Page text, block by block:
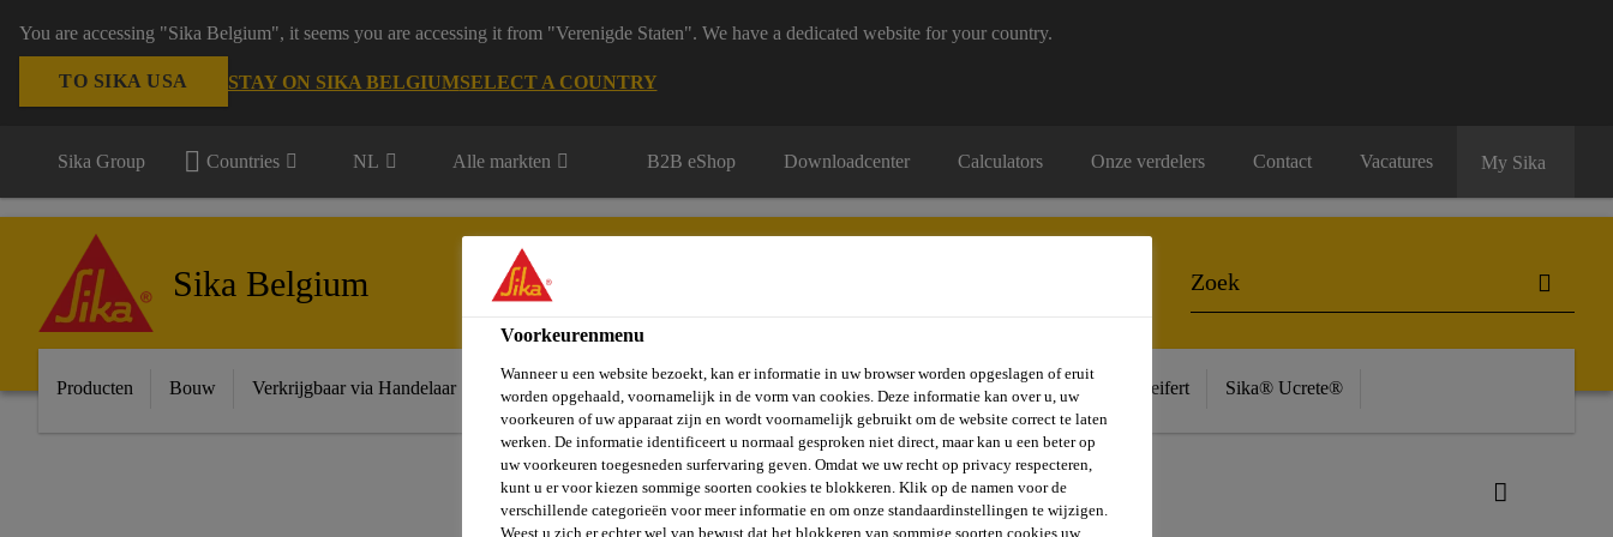
You are accessing "Sika Belgium", it seems you are accessing it from "Verenigde Staten". We have a dedicated website for your country.
TO SIKA USA STAY ON SIKA BELGIUMSELECT A COUNTRY
Sika Group Countries NL Alle markten B2B eShop Downloadcenter Calculators Onze verdelers Contact Vacatures My Sika
Sika Belgium
Producten Bouw Verkrijgbaar via Handelaar Industrie Over Ons Sika at Work Knowledge Center Seifert Sika® Ucrete®
Voorkeurenmenu
Wanneer u een website bezoekt, kan er informatie in uw browser worden opgeslagen of eruit
worden opgehaald, voornamelijk in de vorm van cookies. Deze informatie kan over u, uw
voorkeuren of uw apparaat zijn en wordt voornamelijk gebruikt om de website correct te laten
werken. De informatie identificeert u normaal gesproken niet direct, maar kan u een beter op
uw voorkeuren toegesneden surfervaring geven. Omdat we uw recht op privacy respecteren,
kunt u er voor kiezen sommige soorten cookies te blokkeren. Klik op de namen voor de
verschillende categorieën voor meer informatie en om onze standaardinstellingen te wijzigen.
Weest u zich er echter wel van bewust dat het blokkeren van sommige soorten cookies uw